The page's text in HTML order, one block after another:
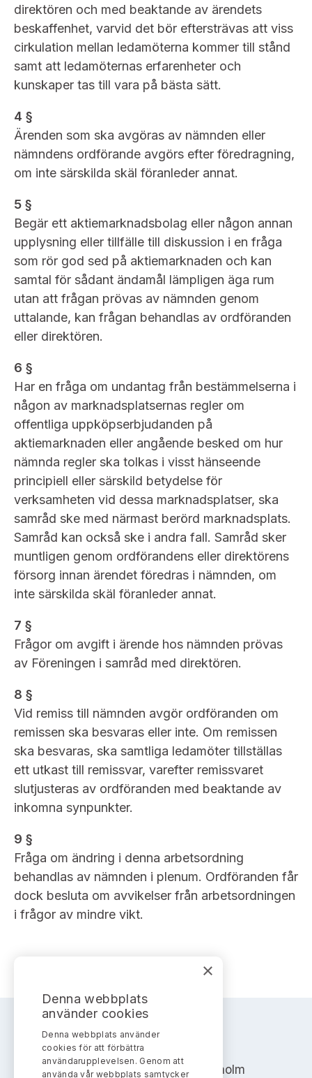
direktören och med beaktande av ärendets
beskaffenhet, varvid det bör eftersträvas att viss
cirkulation mellan ledamöterna kommer till stånd
samt att ledamöternas erfarenheter och
kunskaper tas till vara på bästa sätt.
4 §
Ärenden som ska avgöras av nämnden eller
nämndens ordförande avgörs efter föredragning,
om inte särskilda skäl föranleder annat.
5 §
Begär ett aktiemarknadsbolag eller någon annan
upplysning eller tillfälle till diskussion i en fråga
som rör god sed på aktiemarknaden och kan
samtal för sådant ändamål lämpligen äga rum
utan att frågan prövas av nämnden genom
uttalande, kan frågan behandlas av ordföranden
eller direktören.
6 §
Har en fråga om undantag från bestämmelserna i
någon av marknadsplatsernas regler om
offentliga uppköpserbjudanden på
aktiemarknaden eller angående besked om hur
nämnda regler ska tolkas i visst hänseende
principiell eller särskild betydelse för
verksamheten vid dessa marknadsplatser, ska
samråd ske med närmast berörd marknadsplats.
Samråd kan också ske i andra fall. Samråd sker
muntligen genom ordförandens eller direktörens
försorg innan ärendet föredras i nämnden, om
inte särskilda skäl föranleder annat.
7 §
Frågor om avgift i ärende hos nämnden prövas
av Föreningen i samråd med direktören.
8 §
Vid remiss till nämnden avgör ordföranden om
remissen ska besvaras eller inte. Om remissen
ska besvaras, ska samtliga ledamöter tillställas
ett utkast till remissvar, varefter remissvaret
slutjusteras av ordföranden med beaktande av
inkomna synpunkter.
9 §
Fråga om ändring i denna arbetsordning
behandlas av nämnden i plenum. Ordföranden får
dock besluta om avvikelser från arbetsordningen
i frågor av mindre vikt.
AKTIEMARKNADSNÄMNDEN
Address: Box 7354, 103 90 Stockholm
×
Denna webbplats
använder cookies
Denna webbplats använder
cookies för att förbättra
användarupplevelsen. Genom att
använda vår webbplats samtycker